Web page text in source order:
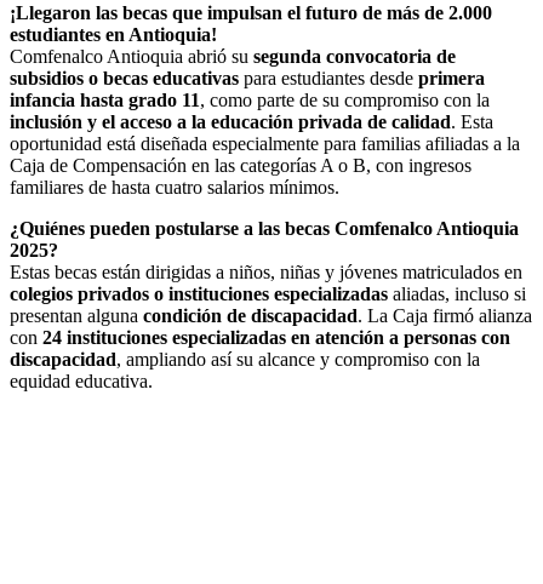
¡Llegaron las becas que impulsan el futuro de más de 2.000
estudiantes en Antioquia!
Comfenalco Antioquia abrió su segunda convocatoria de
subsidios o becas educativas para estudiantes desde primera
infancia hasta grado 11, como parte de su compromiso con la
inclusión y el acceso a la educación privada de calidad. Esta
oportunidad está diseñada especialmente para familias afiliadas a la
Caja de Compensación en las categorías A o B, con ingresos
familiares de hasta cuatro salarios mínimos.
¿Quiénes pueden postularse a las becas Comfenalco Antioquia
2025?
Estas becas están dirigidas a niños, niñas y jóvenes matriculados en
colegios privados o instituciones especializadas aliadas, incluso si
presentan alguna condición de discapacidad. La Caja firmó alianza
con 24 instituciones especializadas en atención a personas con
discapacidad, ampliando así su alcance y compromiso con la
equidad educativa.